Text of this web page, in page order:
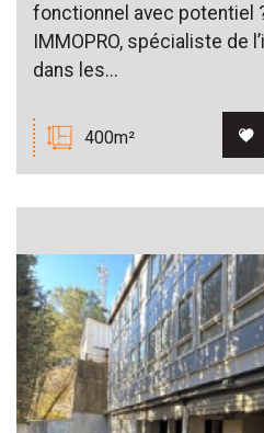
fonctionnel avec potentiel
IMMOPRO, spécialiste de
dans les...
400m²